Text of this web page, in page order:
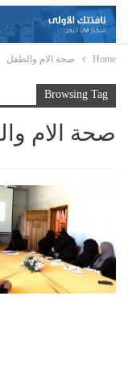
Home صحة الام والطفل
Browsing Tag
صحة الام